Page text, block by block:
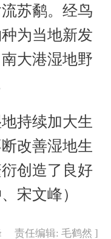
苏鹬。经鸟
为当地新发
大港湿地野
持续加大生
改善湿地生
创造了良好
宋文峰）
责任编辑: 毛鹤然 ]